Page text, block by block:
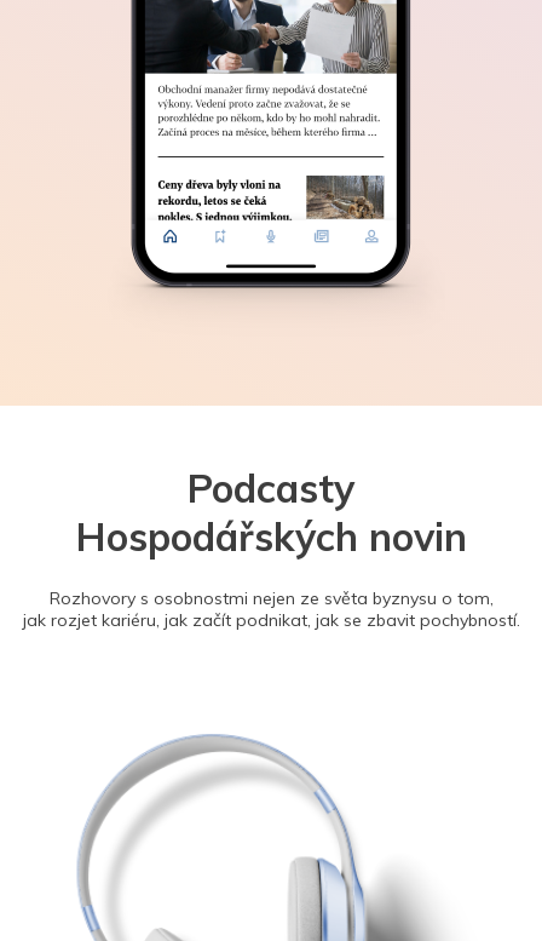
Podcasty
Hospodářských novin
Rozhovory s osobnostmi nejen ze světa byznysu o tom,
jak rozjet kariéru, jak začít podnikat, jak se zbavit pochybností.